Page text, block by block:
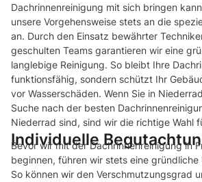
Dachrinnenreinigung mit sich bringen
unsere Vorgehensweise stets an die
an. Durch den Einsatz bewährter
geschulten Teams garantieren wir eine
langlebige Reinigung. So bleibt Ihre
funktionsfähig, sondern schützt Ihr
vor Wasserschäden. Wenn Sie in
Suche nach der besten
Niederrad sind, sind wir die richtige Wahl
Individuelle
Bevor wir mit der Dachrinnenreinigung in
beginnen, führen wir stets eine
So können wir den Verschmutzungsgrad